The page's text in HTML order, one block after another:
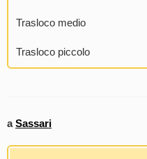
Trasloco medio
Trasloco piccolo
aSassari